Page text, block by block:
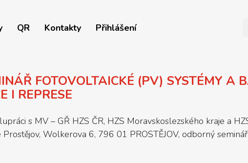
QR Kontakty Přihlášení
FOTOVOLTAICKÉ (PV) SYSTÉMY A
I REPRESE
s MV – GŘ HZS ČR, HZS Moravskoslezského kraje a
Wolkerova 6, 796 01 PROSTĚJOV, odborný